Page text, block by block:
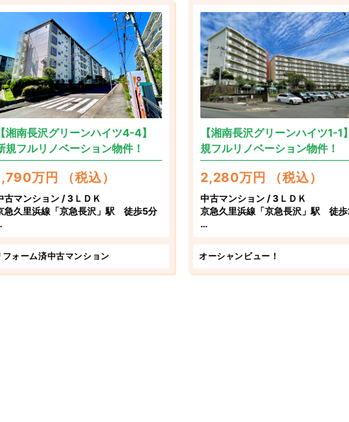
【湘南長沢グリーンハイツ4-4】
規フルリノベーション物件！
万円 （税込）
古マンション / 3ＬＤＫ
急久里浜線「京急長沢」駅 徒歩5分
フォーム済中古マンション
【湘南長沢グリーンハイツ1-1
規フルリノベーション物件！
2,280万円 （税込）
中古マンション / 3ＬＤＫ
京急久里浜線「京急長沢」駅 徒
オーシャンビュー！